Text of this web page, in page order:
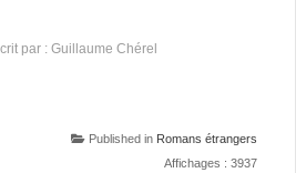
par : Guillaume Chérel
Published in Romans étrangers
Affichages : 3937